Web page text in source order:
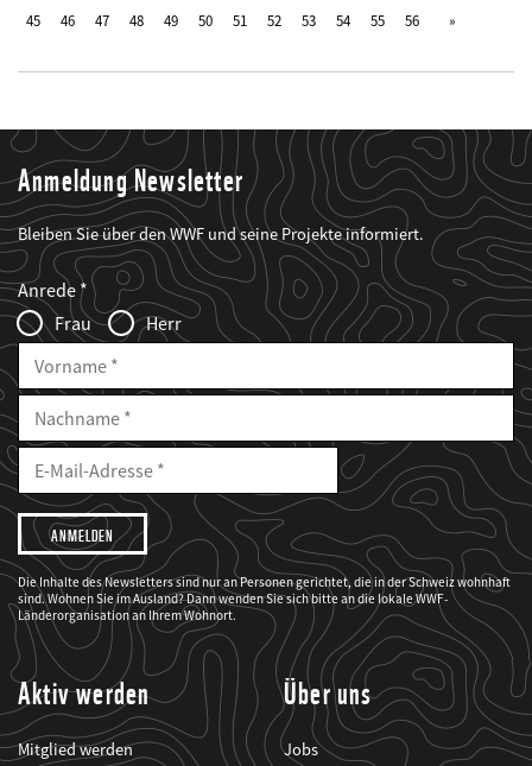
45
46 47 48 49 50 51 52 53 54 55 56
Anmeldung Newsletter
Bleiben Sie über den WWF und seine Projekte informiert.
Web2Case
Infofelder
Fieldset
anrede_name
Anrede
Frau
Herr
Vorname
Nachname
E-
Mailadresse
E-
Adresse
Ich
möchte,
dass
der
WWF
mich
über
seine
Projekte
informiert.
Die Inhalte des Newsletters sind nur an Personen gerichtet, die in der Schweiz wohnhaft
sind. Wohnen Sie im Ausland? Dann wenden Sie sich bitte an die lokale WWF-
Länderorganisation an Ihrem Wohnort.
Aktiv werden
Mitglied werden
Über uns
Jobs